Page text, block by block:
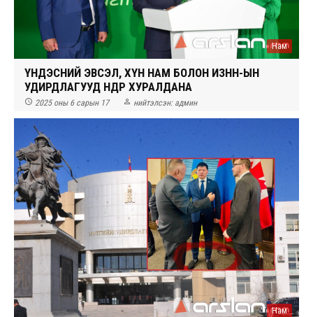
Нам
ҮНДЭСНИЙ ЭВСЭЛ, ХҮН НАМ БОЛОН ИЗНН-ЫН
УДИРДЛАГУУД ӨНӨӨДӨР ХУРАЛДАНА
 2025 оны 6 сарын 17  нийтэлсэн: админ
Нам